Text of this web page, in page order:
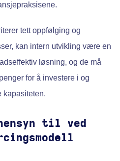
tett oppfølging og
kan intern utvikling være en
løsning, og de må
for å investere i og
kapasiteten.
til ved